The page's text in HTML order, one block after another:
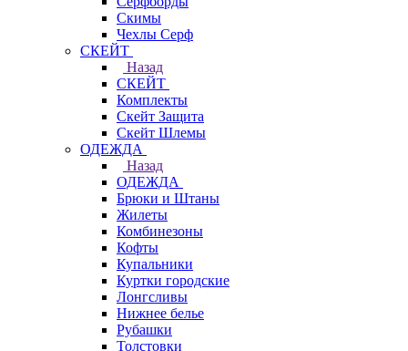
Скимы
Чехлы Cерф
СКЕЙТ
Назад
СКЕЙТ
Комплекты
Скейт Защита
Скейт Шлемы
ОДЕЖДА
Назад
ОДЕЖДА
Брюки и Штаны
Жилеты
Комбинезоны
Кофты
Купальники
Куртки городские
Лонгсливы
Нижнее белье
Рубашки
Толстовки